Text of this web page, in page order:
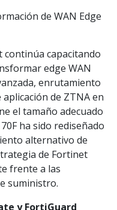
de WAN Edge
continúa capacitando
edge WAN
enrutamiento
aplicación de ZTNA en
el tamaño adecuado
ha sido rediseñado
alternativo de
de Fortinet
frente a las
suministro.
y FortiGuard